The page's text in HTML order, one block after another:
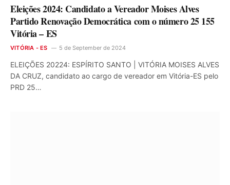
Eleições 2024: Candidato a Vereador Moises Alves
Partido Renovação Democrática com o número 25 155
Vitória – ES
VITÓRIA - ES 5 de September de 2024
ELEIÇÕES 20224: ESPÍRITO SANTO | VITÓRIA MOISES ALVES
DA CRUZ, candidato ao cargo de vereador em Vitória-ES pelo
PRD 25…